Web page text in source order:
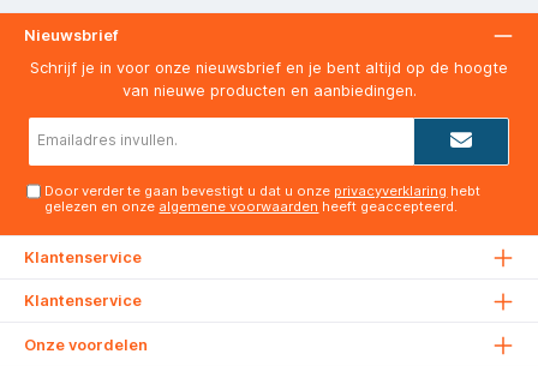
Nieuwsbrief
Schrijf je in voor onze nieuwsbrief en je bent altijd op de hoogte
van nieuwe producten en aanbiedingen.
Door verder te gaan bevestigt u dat u onze privacyverklaring hebt
gelezen en onze algemene voorwaarden heeft geaccepteerd.
Klantenservice
Klantenservice
Onze voordelen